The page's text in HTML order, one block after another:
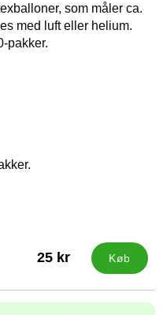
som måler ca.
med luft eller helium.
pakker.
25 kr Køb